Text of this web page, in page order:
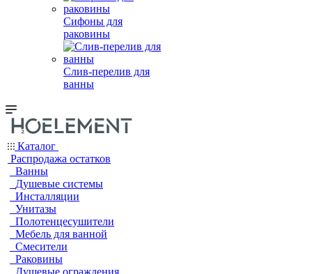
Сифоны для
раковины
Слив-перелив для
ванны
Каталог
Распродажа остатков
Ванны
Душевые системы
Инсталляции
Унитазы
Полотенцесушители
Мебель для ванной
Смесители
Раковины
Душевые ограждения